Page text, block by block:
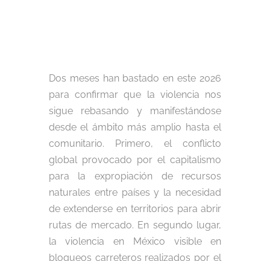
Dos meses han bastado en este 2026
para confirmar que la violencia nos
sigue rebasando y manifestándose
desde el ámbito más amplio hasta el
comunitario. Primero, el conflicto
global provocado por el capitalismo
para la expropiación de recursos
naturales entre países y la necesidad
de extenderse en territorios para abrir
rutas de mercado. En segundo lugar,
la violencia en México visible en
bloqueos carreteros realizados por el